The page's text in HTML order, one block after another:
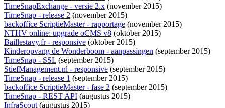
TimeSnapExchange - versie 2.x (november 2015)
TimeSnap - release 2 (november 2015)
backoffice ScriptieMaster - rapportage (november 2015)
NTHV online: upgrade oCMS v8 (oktober 2015)
Baillestavy.fr - responsive (oktober 2015)
Kinderopvang de Wonderboom - aanpassingen (september 2015)
TimeSnap - SSL (september 2015)
StiefManagement.nl - responsive (september 2015)
TimeSnap - release 1 (september 2015)
backoffice ScriptieMaster - fase 2 (september 2015)
TimeSnap - REST API (augustus 2015)
InfraScout(augustus 2015)